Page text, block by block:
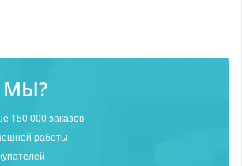
150 000 заказов
работы